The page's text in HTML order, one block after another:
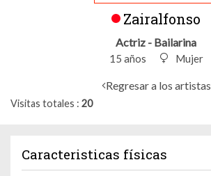
Zairalfonso
Actriz - Bailarina
15 años Mujer
Regresar a los artistas
Visitas totales 20
Caracteristicas físicas